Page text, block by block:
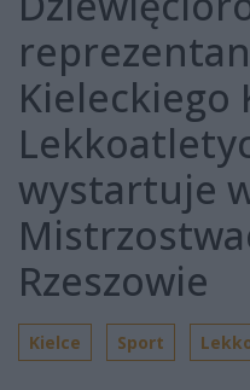
Kieleckiego
wystartuje
Rzeszowie
Kielce Sport